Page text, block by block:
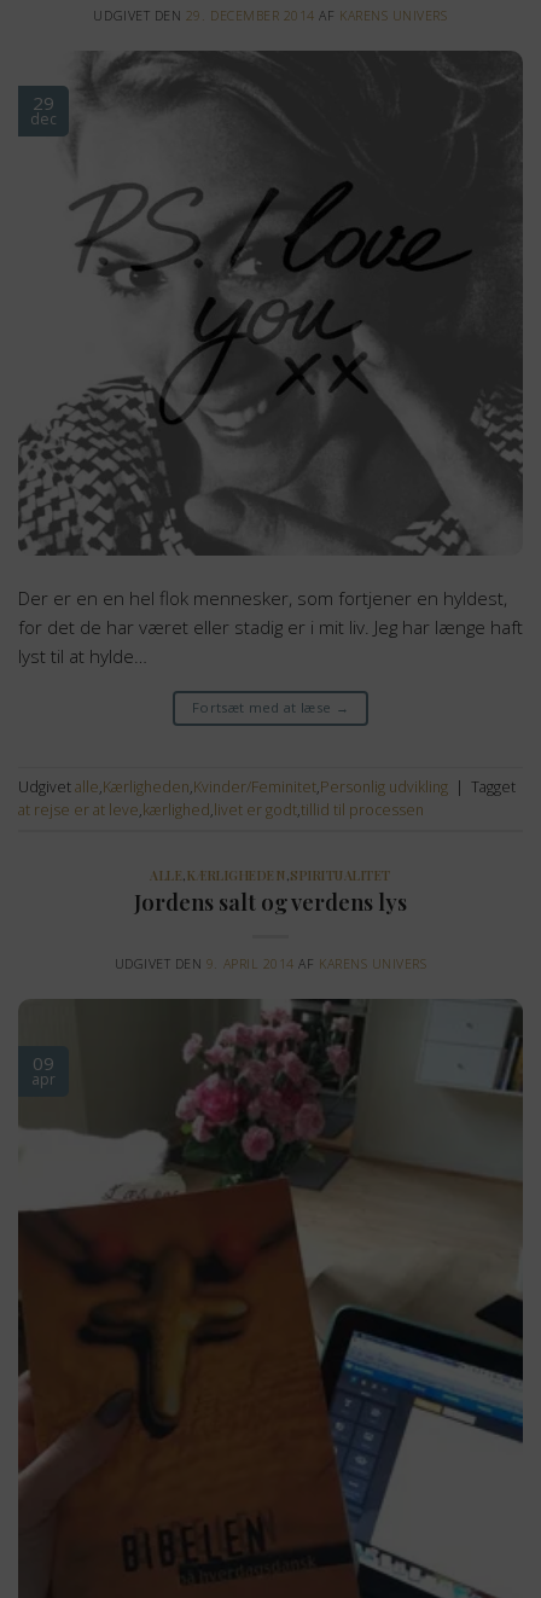
UDGIVET DEN 29. DECEMBER 2014 AF KARENS UNIVERS
29
dec
Der er en en hel flok mennesker, som fortjener en hyldest,
for det de har været eller stadig er i mit liv. Jeg har længe haft
lyst til at hylde…
Fortsæt med at læse →
Udgivetalle,Kærligheden,Kvinder/Feminitet,Personlig udvikling | Tagget
at rejse er at leve,kærlighed,livet er godt,tillid til processen
ALLE,KÆRLIGHEDEN ,SPIRITUALITET
Jordens salt og verdens lys
UDGIVET DEN 9. APRIL 2014 AF KARENS UNIVERS
09
apr